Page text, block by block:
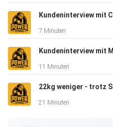
Kundeninterview mit
7 Minuten
Kundeninterview mit
11 Minuten
21 Minuten